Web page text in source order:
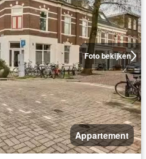
Foto bekijken
Appartement